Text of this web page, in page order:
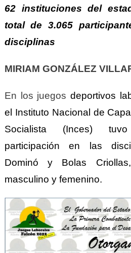
62 institucionesdel
total de 3.065
disciplinas
MIRIAM GONZÁLEZ
En los juegos deportivos
el Instituto Nacional de
Socialista (Inces)
participación en las
Dominó y Bolas
masculino y femenino.